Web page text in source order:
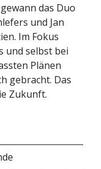
das Duo
und Jan
Im Fokus
und selbst bei
Plänen
gebracht. Das
Zukunft.